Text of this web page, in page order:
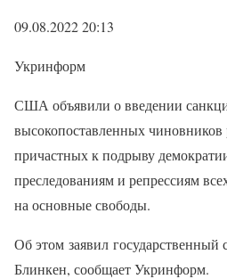
09.08.2022 20:13
Укринформ
США объявили о введении
высокопоставленных
причастных к подрыву
преследованиям и репрессиям
на основные свободы.
Об этом заявил
Блинкен, сообщает Укринформ.